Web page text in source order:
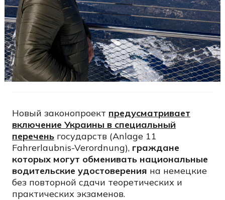
Новый законопроект предусматривает
включение Украины в специальный
перечень государств (Anlage 11
Fahrerlaubnis-Verordnung), граждане
которых могут обменивать национальные
водительские удостоверения на немецкие
без повторной сдачи теоретических и
практических экзаменов.